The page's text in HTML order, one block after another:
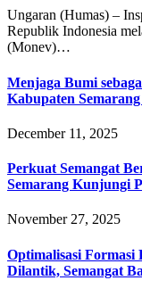
Ungaran (Humas) –
Republik Indonesia
(Monev)…
Menjaga Bumi
Kabupaten
December 11, 2025
Perkuat Semangat
Semarang Kunjungi
November 27, 2025
Optimalisasi Formasi
Dilantik, Semangat